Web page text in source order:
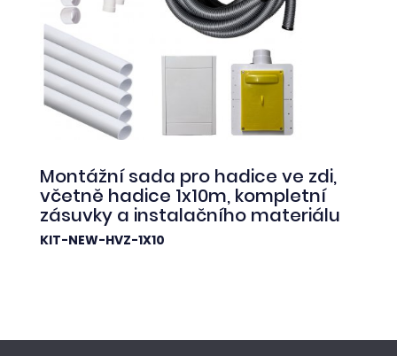
Montážní sada pro hadice ve zdi,
včetně hadice 1x10m, kompletní
zásuvky a instalačního materiálu
KIT-NEW-HVZ-1X10